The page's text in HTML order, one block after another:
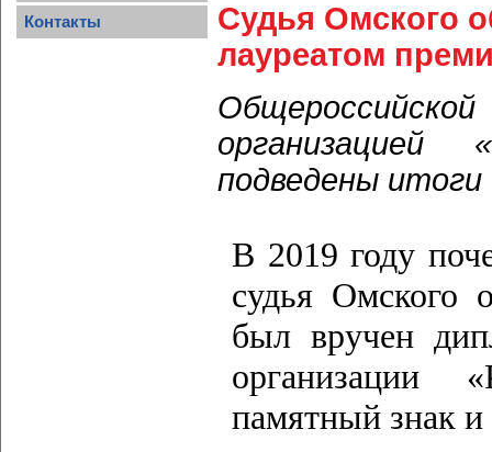
Контакты
Судья Омского
лауреатом
организацией
подведены итоги
В 2019 году
судья Омского
был вручен
организации
памятный знак